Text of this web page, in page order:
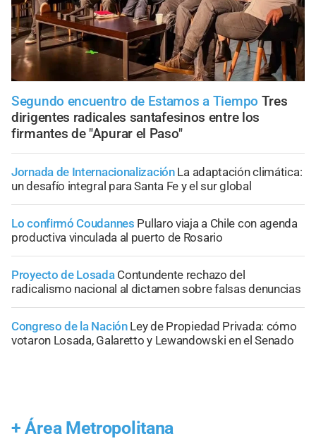
Segundo encuentro de Estamos a Tiempo Tres
dirigentes radicales santafesinos entre los
firmantes de "Apurar el Paso"
Jornada de Internacionalización La adaptación climática:
un desafío integral para Santa Fe y el sur global
Lo confirmó Coudannes Pullaro viaja a Chile con agenda
productiva vinculada al puerto de Rosario
Proyecto de Losada Contundente rechazo del
radicalismo nacional al dictamen sobre falsas denuncias
Congreso de la Nación Ley de Propiedad Privada: cómo
votaron Losada, Galaretto y Lewandowski en el Senado
+ Área Metropolitana